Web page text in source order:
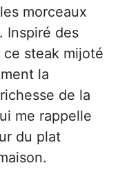
morceaux
Inspiré des
steak mijoté
la
de la
me rappelle
du plat